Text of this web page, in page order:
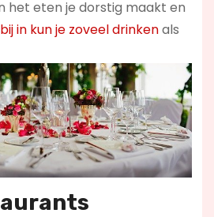
het eten je dorstig maakt en
in kun je zoveel drinkenals